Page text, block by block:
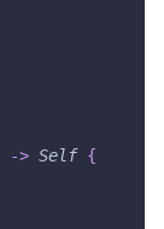
-> Self {